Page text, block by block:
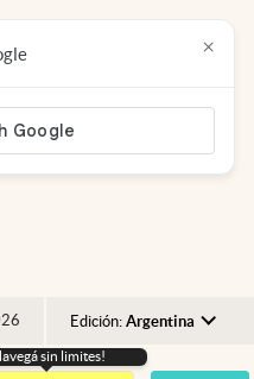
Edición: Argentina
Argentina
sin limites!
×